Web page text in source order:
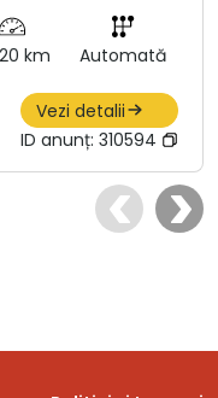
km Automată
Vezi detalii
ID anunț: 310594